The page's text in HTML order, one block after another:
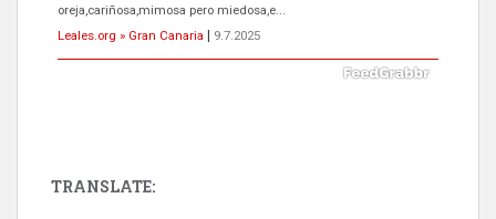
próximos días, ella incluida...
Leales.org » Gran Canaria
9.7.2025
TRANSLATE: